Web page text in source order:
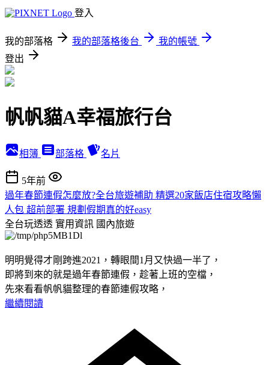
登入
我的部落格 我的部落格後台
我的帳號
登出
帆帆貓A幸福旅行台
相簿 部落格 名片
5年前
過年春節連假怎麼放?全台旅遊補助 精選20家飯店住宿攻略懶
人包 超前部署 規劃假期真的好easy
全台玩透透 實用資訊 國內旅遊
明明覺得才剛跨進2021，轉眼間1月又快過一半了，
即將到來的就是過年春節連假，趁著上班的空檔，
先來看看帆帆貓整理的春節連假攻略，
繼續閱讀